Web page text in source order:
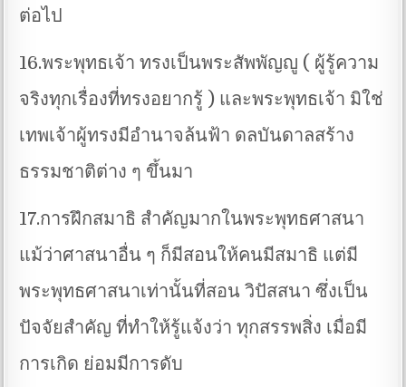
ต่อไป
16.พระพุทธเจ้า ทรงเป็นพระสัพพัญญู ( ผู้รู้ความ
จริงทุกเรื่องที่ทรงอยากรู้ ) และพระพุทธเจ้า มิใช่
เทพเจ้าผู้ทรงมีอำนาจล้นฟ้า ดลบันดาลสร้าง
ธรรมชาติต่าง ๆ ขึ้นมา
17.การฝึกสมาธิ สำคัญมากในพระพุทธศาสนา
แม้ว่าศาสนาอื่น ๆ ก็มีสอนให้คนมีสมาธิ แต่มี
พระพุทธศาสนาเท่านั้นที่สอน วิปัสสนา ซึ่งเป็น
ปัจจัยสำคัญ ที่ทำให้รู้แจ้งว่า ทุกสรรพสิ่ง เมื่อมี
การเกิด ย่อมมีการดับ